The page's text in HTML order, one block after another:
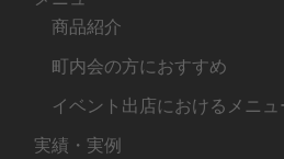
商品紹介
町内会の方におすすめ
イベント出店におけるメニ
実績・実例